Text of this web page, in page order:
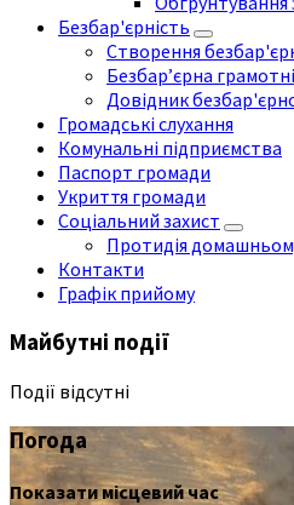
Безбар'єрність
Створення
Безбар’єрна
Довідник
Громадські слухання
Комунальні підприємства
Паспорт громади
Укриття громади
Соціальний захист
Протидія
Контакти
Графік прийому
Майбутні події
Події відсутні
Погода
Показати місцевий час